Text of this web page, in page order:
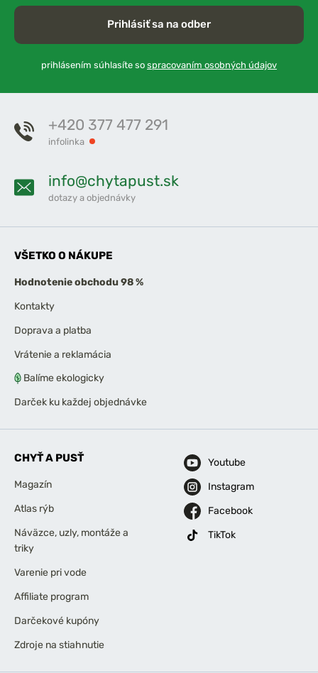
Prihlásiť sa na odber
prihlásením súhlasíte so spracovaním osobných údajov
+420 377 477 291
infolinka
info@chytapust.sk
dotazy a objednávky
VŠETKO O NÁKUPE
Hodnotenie obchodu 98 %
Kontakty
Doprava a platba
Vrátenie a reklamácia
Balíme ekologicky
Darček ku každej objednávke
CHYŤ A PUSŤ
Magazín
Atlas rýb
Náväzce, uzly, montáže a
triky
Varenie pri vode
Affiliate program
Darčekové kupóny
Zdroje na stiahnutie
Youtube
Instagram
Facebook
TikTok